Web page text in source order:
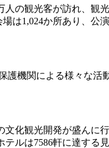
の観光客が訪れ、
は1,024か所あり、
機関による様々な
化観光開発が盛ん
ルは7586軒に達する見